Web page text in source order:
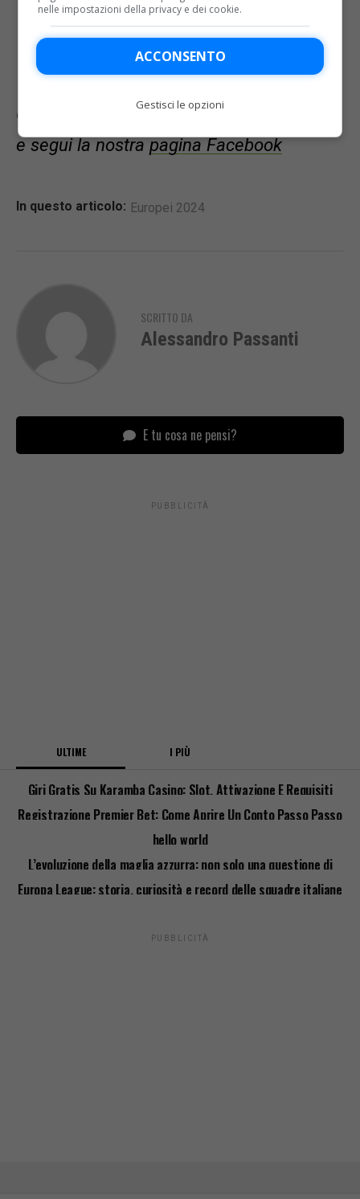
SuSkysarà invece possibile seguire tutti gli
Europei nel loro complesso
In streaming le partite di Sky si potranno seguire
suSkyGO e NOW
Continua a leggere le notizie di
e segui la nostra pagina Facebook
In questo articolo: Europei 2024
SCRITTO DA
Alessandro Passanti
E tu cosa ne pensi?
PUBBLICITÀ
ULTIME I PIÙ
Giri Gratis Su Karamba Casino: Slot, Attivazione E Requisiti
Registrazione Premier Bet: Come Aprire Un Conto Passo Passo
hello world
L’evoluzione della maglia azzurra: non solo una questione di
stile
Europa League: storia, curiosità e record delle squadre italiane
PUBBLICITÀ
nelle impostazioni della privacy e dei cookie.
ACCONSENTO
Gestisci le opzioni